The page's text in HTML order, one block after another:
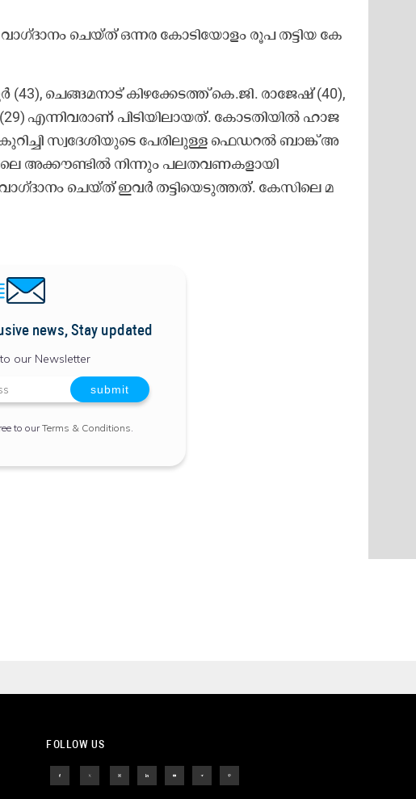
ചെ​യ്ത്​ ഒ​ന്ന​ര കോ​ടി​യോ​ളം രൂ​പ ത​ട്ടി​യ കേ​
ചെ​ങ്ങ​മ​നാ​ട് കി​ഴ​ക്കേ​ട​ത്ത് കെ.​ജി. രാ​ജേ​ഷ് (40),
എ​ന്നി​വ​രാ​ണ് പി​ടി​യി​ലാ​യ​ത്. കോ​ട​തി​യി​ൽ ഹാ​ജ​
സ്വ​ദേ​ശി​യു​ടെ പേ​രി​ലു​ള്ള ഫെ​ഡ​റ​ൽ ബാ​ങ്ക് അ​
അ​ക്കൗ​ണ്ടി​ൽ നി​ന്നും പ​ല​ത​വ​ണ​ക​ളാ​യി
ചെ​യ്ത്​ ഇ​വ​ർ ത​ട്ടി​യെ​ടു​ത്ത​ത്. കേ​സി​ലെ മ​
news, Stay updated
our Newsletter
to ourTerms & Conditions
FOLLOW US